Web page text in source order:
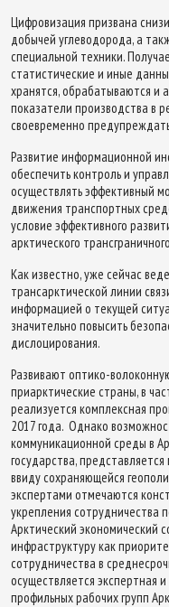
Цифровизация призвана
добычей углеводорода, а
специальной техники.
статистические и иные
хранятся, обрабатываются и
показатели производства в
своевременно
Развитие информационной
обеспечить контроль и
осуществлять эффективный
движения транспортных
условие эффективного
арктического
Как известно, уже сейчас
трансарктической линии
информацией о текущей
значительно повысить
дислоцирования.
Развивают оптико-
приарктические страны, в
реализуется комплексная
2017 года. Однако
коммуникационной среды в
государства,
ввиду сохраняющейся
экспертами отмечаются
укрепления сотрудничества
Арктический экономический
инфраструктуру как
сотрудничества в
осуществляется экспертная
профильных рабочих групп